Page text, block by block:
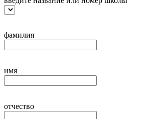
фамилия
имя
отчество